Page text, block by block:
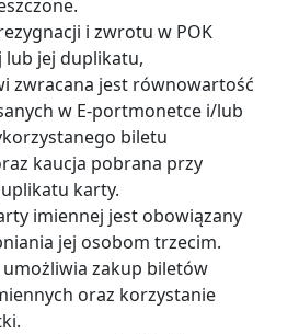
i zwrotu w POK
lub jej duplikatu,
zwracana jest równowartość
w E-portmonetce i/lub
biletu
kaucja pobrana przy
karty.
imiennej jest obowiązany
jej osobom trzecim.
zakup biletów
oraz korzystanie